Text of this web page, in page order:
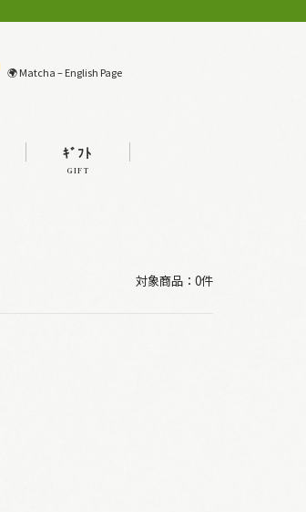
🌍 Matcha – English Page
ｷﾞﾌﾄ
GIFT
対象商品：0件